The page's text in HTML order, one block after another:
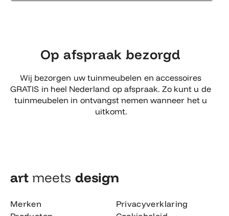
Op afspraak bezorgd
Wij bezorgen uw tuinmeubelen en accessoires
GRATIS in heel Nederland op afspraak. Zo kunt u de
tuinmeubelen in ontvangst nemen wanneer het u
uitkomt.
art meets design​
Merken
Privacyverklaring